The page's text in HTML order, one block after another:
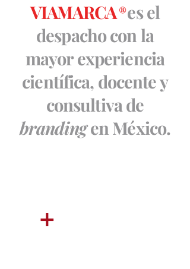
VIAMARCAes el
despacho con la
mayor experiencia
científica, docente y
consultiva de
brandingen México.
®
+